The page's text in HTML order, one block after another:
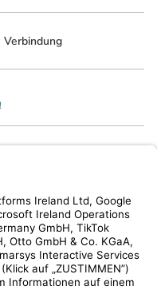
Verbindung